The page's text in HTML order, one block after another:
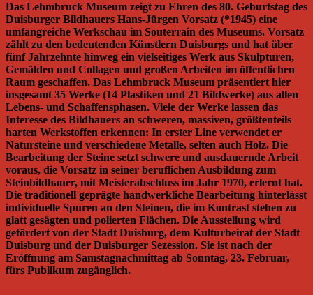
Das Lehmbruck Museum zeigt zu Ehren des 80. Geburtstag des
Duisburger Bildhauers Hans-Jürgen Vorsatz (*1945) eine
umfangreiche Werkschau im Souterrain des Museums. Vorsatz
zählt zu den bedeutenden Künstlern Duisburgs und hat über
fünf Jahrzehnte hinweg ein vielseitiges Werk aus Skulpturen,
Gemälden und Collagen und großen Arbeiten im öffentlichen
Raum geschaffen. Das Lehmbruck Museum präsentiert hier
insgesamt 35 Werke (14 Plastiken und 21 Bildwerke) aus allen
Lebens- und Schaffensphasen. Viele der Werke lassen das
Interesse des Bildhauers an schweren, massiven, größtenteils
harten Werkstoffen erkennen: In erster Line verwendet er
Natursteine und verschiedene Metalle, selten auch Holz. Die
Bearbeitung der Steine setzt schwere und ausdauernde Arbeit
voraus, die Vorsatz in seiner beruflichen Ausbildung zum
Steinbildhauer, mit Meisterabschluss im Jahr 1970, erlernt hat.
Die traditionell geprägte handwerkliche Bearbeitung hinterlässt
individuelle Spuren an den Steinen, die im Kontrast stehen zu
glatt gesägten und polierten Flächen. Die Ausstellung wird
gefördert von der Stadt Duisburg, dem Kulturbeirat der Stadt
Duisburg und der Duisburger Sezession. Sie ist nach der
Eröffnung am Samstagnachmittag ab Sonntag, 23. Februar,
fürs Publikum zugänglich.